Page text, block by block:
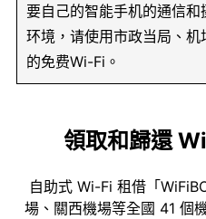
要自己的智能手机的通信
环境，请使用市政当局、
的免费Wi-Fi。
領取和歸還
自助式 Wi-Fi 租借「
場、關西機場等全國 41 個